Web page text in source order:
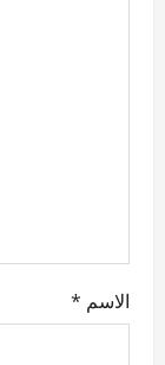
الاسم *